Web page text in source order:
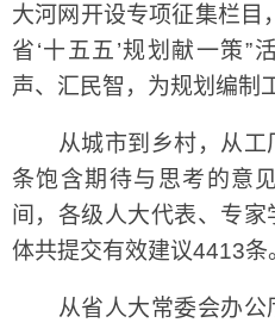
大河网开设专项征集栏
省‘十五五’规划献一策”
声、汇民智，为规划编制
从城市到乡村，从工
条饱含期待与思考的意
间，各级人大代表、专
体共提交有效建议4413条
从省人大常委会办公